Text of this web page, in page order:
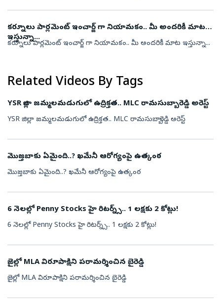
కర్నూలు పార్లమెంట్ ఇంచార్జ్ గా నియామకం.. మీ అందరికీ మాట
ఇస్తున్నా...
కర్నూలు పార్లమెంట్ ఇంచార్జ్ గా నియామకం.. మీ అందరికీ మాట ఇస్తున్నా...
Related Videos By Tags
YSR జిల్లా జమ్మలమడుగులో ఉద్రిక్తత.. MLC రామసుబ్బారెడ్డి అరెస్ట్
YSR జిల్లా జమ్మలమడుగులో ఉద్రిక్తత.. MLC రామసుబ్బారెడ్డి అరెస్ట్
మొజ్తబాకు ఏమైంది..? ఖమేనీ ఆరోగ్యంపై ఉత్కంఠ
మొజ్తబాకు ఏమైంది..? ఖమేనీ ఆరోగ్యంపై ఉత్కంఠ
6 నెలల్లో Penny Stocks హై రిటర్న్స్.. 1 లక్షకు 2 కోట్లు!
6 నెలల్లో Penny Stocks హై రిటర్న్స్.. 1 లక్షకు 2 కోట్లు!
జైల్లో MLA విరూపాక్షిని పరామర్శించిన బైరెడ్డి
జైల్లో MLA విరూపాక్షిని పరామర్శించిన బైరెడ్డి